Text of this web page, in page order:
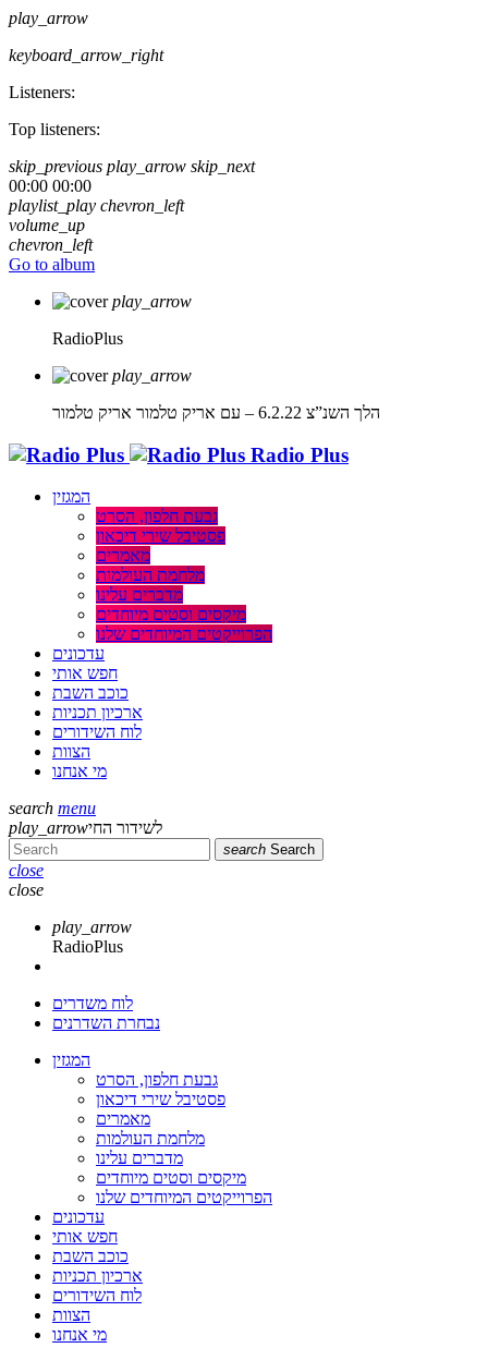
play_arrow
keyboard_arrow_right
Listeners:
Top listeners:
skip_previous play_arrow skip_next
00:00 00:00
playlist_play chevron_left
volume_up
chevron_left
Go to album
play_arrow
RadioPlus
play_arrow
הלך השנ”צ 6.2.22 – עם אריק טלמור
אריק טלמור
Radio Plus
המגזין
גבעת חלפון, הסרט
פסטיבל שירי דיכאון
מאמרים
מלחמת העולמות
מדברים עלינו
מיקסים וסטים מיוחדים
הפרוייקטים המיוחדים שלנו
עדכונים
חפש אותי
כוכב השבת
ארכיון תכניות
לוח השידורים
הצוות
מי אנחנו
search menu
play_arrowלשידור החי
search Search
close
close
play_arrow
RadioPlus
לוח משדרים
נבחרת השדרנים
המגזין
גבעת חלפון, הסרט
פסטיבל שירי דיכאון
מאמרים
מלחמת העולמות
מדברים עלינו
מיקסים וסטים מיוחדים
הפרוייקטים המיוחדים שלנו
עדכונים
חפש אותי
כוכב השבת
ארכיון תכניות
לוח השידורים
הצוות
מי אנחנו